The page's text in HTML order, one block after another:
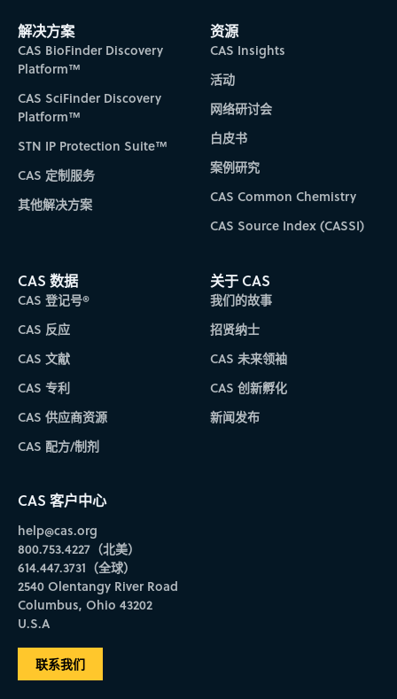
解决方案
CAS BioFinder Discovery
Platform™
CAS SciFinder Discovery
Platform™
STN IP Protection Suite™
CAS 定制服务
其他解决方案
资源
CAS Insights
活动
网络研讨会
白皮书
案例研究
CAS Common Chemistry
CAS Source Index (CASSI)
CAS 数据
CAS 登记号®
CAS 反应
CAS 文献
CAS 专利
CAS 供应商资源
CAS 配方/制剂
关于 CAS
我们的故事
招贤纳士
CAS 未来领袖
CAS 创新孵化
新闻发布
CAS 客户中心
help@cas.org
800.753.4227（北美）
614.447.3731（全球）
2540 Olentangy River Road
Columbus, Ohio 43202
U.S.A
联系我们